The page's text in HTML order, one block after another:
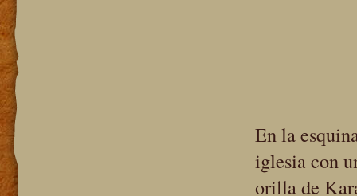
En la
iglesia con
orilla de